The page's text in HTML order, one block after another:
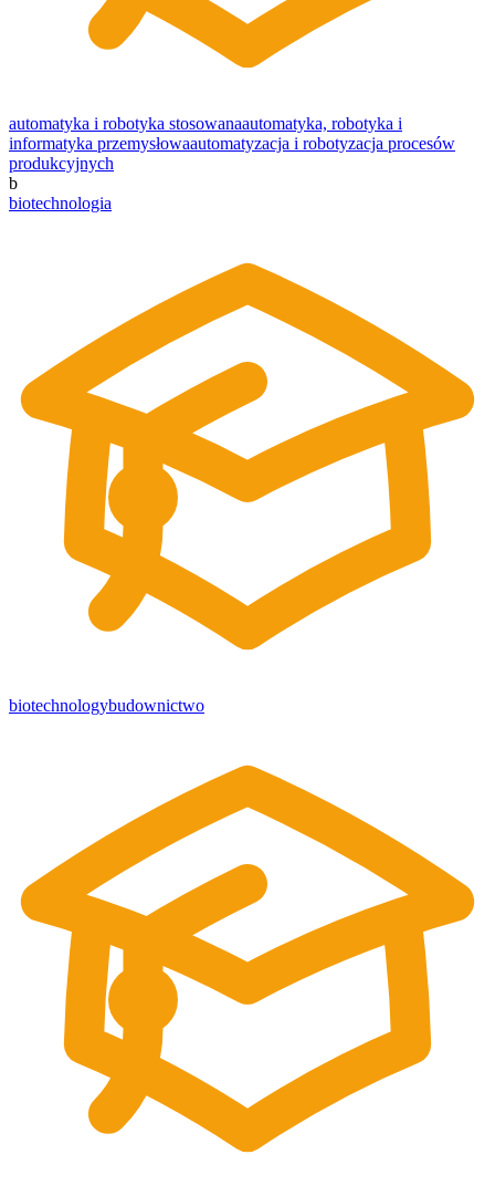
automatyka i robotyka stosowanaautomatyka, robotyka i
informatyka przemysłowaautomatyzacja i robotyzacja procesów
produkcyjnych
b
biotechnologia
biotechnologybudownictwo